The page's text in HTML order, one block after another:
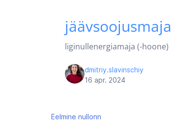
jäävsoojusmaja
liginullenergiamaja (-hoone)
dmitriy.slavinschiy
16 apr. 2024
Eelmine nullonn